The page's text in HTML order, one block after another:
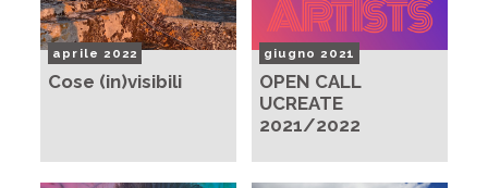
aprile 2022
Cose (in)visibili
giugno 2021
OPEN CALL
UCREATE
2021/2022